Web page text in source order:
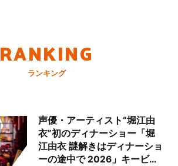
RANKING
ランキング
声優・アーティスト“堀江由
衣”初のディナーショー「堀
江由衣 謎解きはディナーショ
ーの途中で 2026」キービジ